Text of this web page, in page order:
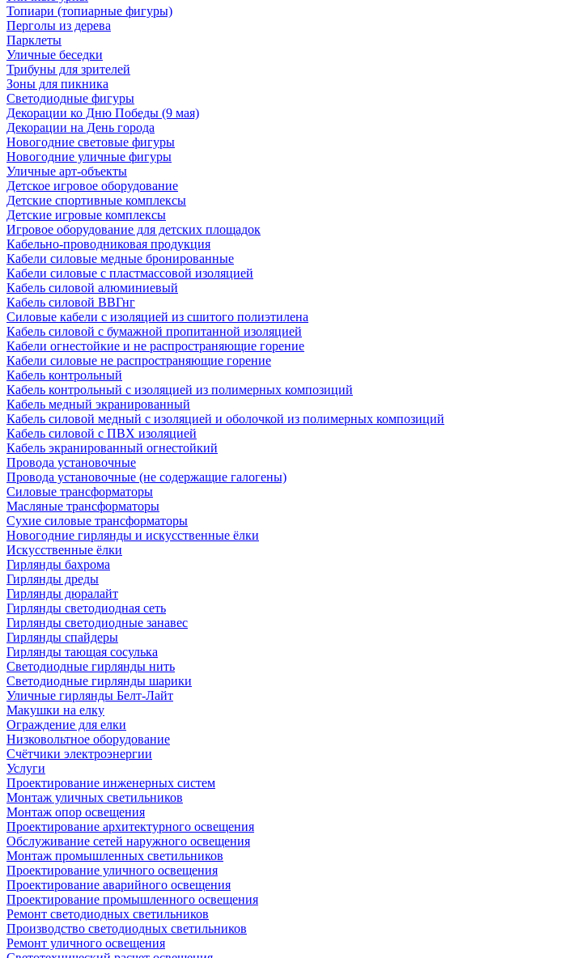
Топиари (топиарные фигуры)
Перголы из дерева
Парклеты
Уличные беседки
Трибуны для зрителей
Зоны для пикника
Светодиодные фигуры
Декорации ко Дню Победы (9 мая)
Декорации на День города
Новогодние световые фигуры
Новогодние уличные фигуры
Уличные арт-объекты
Детское игровое оборудование
Детские спортивные комплексы
Детские игровые комплексы
Игровое оборудование для детских площадок
Кабельно-проводниковая продукция
Кабели силовые медные бронированные
Кабели силовые с пластмассовой изоляцией
Кабель силовой алюминиевый
Кабель силовой ВВГнг
Силовые кабели с изоляцией из сшитого полиэтилена
Кабель силовой с бумажной пропитанной изоляцией
Кабели огнестойкие и не распространяющие горение
Кабели силовые не распространяющие горение
Кабель контрольный
Кабель контрольный с изоляцией из полимерных композиций
Кабель медный экранированный
Кабель силовой медный с изоляцией и оболочкой из полимерных композиций
Кабель силовой с ПВХ изоляцией
Кабель экранированный огнестойкий
Провода установочные
Провода установочные (не содержащие галогены)
Силовые трансформаторы
Масляные трансформаторы
Сухие силовые трансформаторы
Новогодние гирлянды и искусственные ёлки
Искусственные ёлки
Гирлянды бахрома
Гирлянды дреды
Гирлянды дюралайт
Гирлянды светодиодная сеть
Гирлянды светодиодные занавес
Гирлянды спайдеры
Гирлянды тающая сосулька
Светодиодные гирлянды нить
Светодиодные гирлянды шарики
Уличные гирлянды Белт-Лайт
Макушки на елку
Ограждение для елки
Низковольтное оборудование
Счётчики электроэнергии
Услуги
Проектирование инженерных систем
Монтаж уличных светильников
Монтаж опор освещения
Проектирование архитектурного освещения
Обслуживание сетей наружного освещения
Монтаж промышленных светильников
Проектирование уличного освещения
Проектирование аварийного освещения
Проектирование промышленного освещения
Ремонт светодиодных светильников
Производство светодиодных светильников
Ремонт уличного освещения